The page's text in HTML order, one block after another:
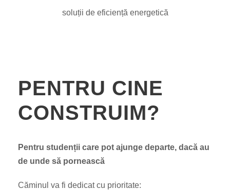
soluții de eficiență energetică
PENTRU CINE
CONSTRUIM?
Pentru studenții care pot ajunge departe, dacă au
de unde să pornească
Căminul va fi dedicat cu prioritate: